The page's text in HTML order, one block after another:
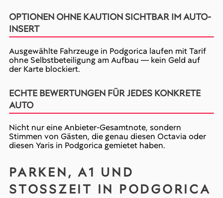
OPTIONEN OHNE KAUTION SICHTBAR IM AUTO-
INSERT
Ausgewählte Fahrzeuge in Podgorica laufen mit Tarif
ohne Selbstbeteiligung am Aufbau — kein Geld auf
der Karte blockiert.
ECHTE BEWERTUNGEN FÜR JEDES KONKRETE
AUTO
Nicht nur eine Anbieter-Gesamtnote, sondern
Stimmen von Gästen, die genau diesen Octavia oder
diesen Yaris in Podgorica gemietet haben.
PARKEN, A1 UND
STOSSZEIT IN PODGORICA